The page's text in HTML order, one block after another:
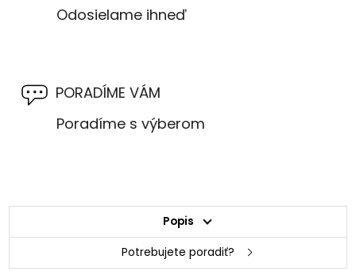
Odosielame ihneď
PORADÍME VÁM
Poradíme s výberom
Popis
Potrebujete poradiť?